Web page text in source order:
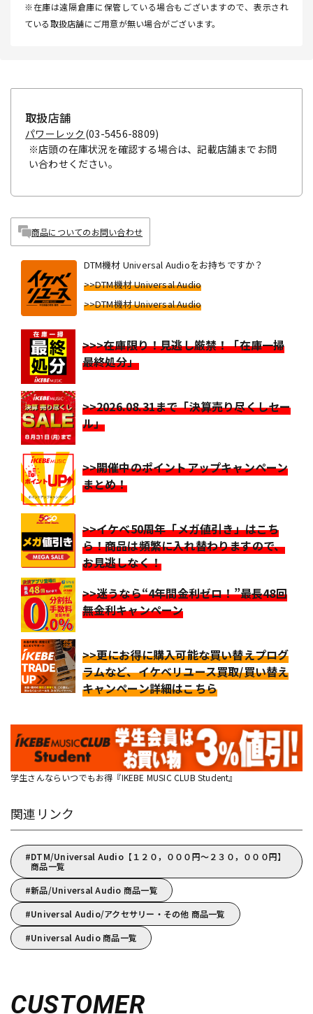
※在庫は遠隔倉庫に保管している場合もございますので、表示され
ている取扱店舗にご用意が無い場合がございます。
取扱店舗
パワーレック (03-5456-8809)
※店頭の在庫状況を確認する場合は、記載店舗までお問
い合わせください。
商品についてのお問い合わせ
DTM機材 Universal Audioをお持ちですか？
>>DTM機材 Universal Audio
>>DTM機材 Universal Audio
>>>在庫限り！見逃し厳禁！「在庫一掃
最終処分」
>>2026.08.31まで「決算売り尽くしセー
ル」
>>開催中のポイントアップキャンペーン
まとめ！
>>イケベ50周年「メガ値引き」はこち
ら！商品は頻繁に入れ替わりますので、
お見逃しなく！
>>迷うなら“4年間金利ゼロ！”最長48回
無金利キャンペーン
>>更にお得に購入可能な買い替えプログ
ラムなど、イケベリユース買取/買い替え
キャンペーン詳細はこちら
学生さんならいつでもお得『IKEBE MUSIC CLUB Student』
関連リンク
DTM/Universal Audio【１２０，０００円～２３０，０００円】
商品一覧
新品/Universal Audio 商品一覧
Universal Audio/アクセサリー・その他 商品一覧
Universal Audio 商品一覧
CUSTOMER